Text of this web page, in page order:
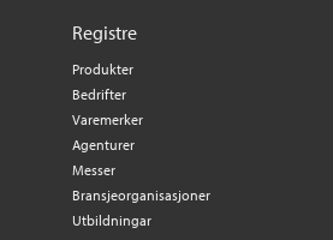
Registre
Produkter
Bedrifter
Varemerker
Agenturer
Messer
Bransjeorganisasjoner
Utbildningar